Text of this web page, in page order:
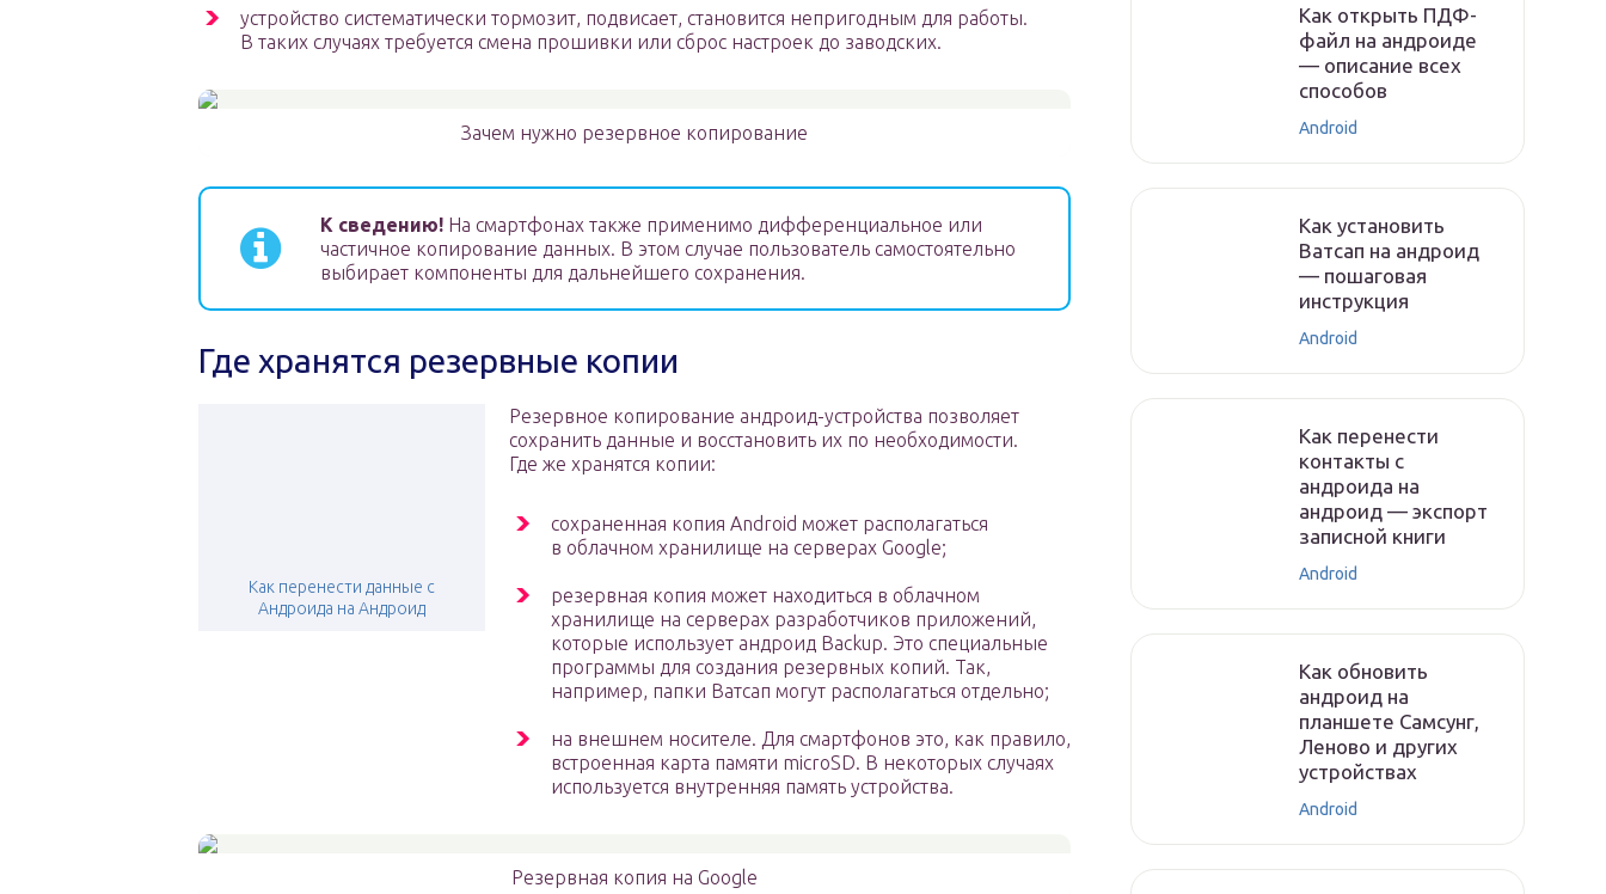
устройство систематически тормозит, подвисает, становится непригодным для работы.
В таких случаях требуется смена прошивки или сброс настроек до заводских.
Зачем нужно резервное копирование
К сведению! На смартфонах также применимо дифференциальное или
частичное копирование данных. В этом случае пользователь самостоятельно
выбирает компоненты для дальнейшего сохранения.
Где хранятся резервные копии
Как перенести данные с
Андроида на Андроид
Резервное копирование андроид-устройства позволяет
сохранить данные и восстановить их по необходимости.
Где же хранятся копии:
сохраненная копия Android может располагаться
в облачном хранилище на серверах Google;
резервная копия может находиться в облачном
хранилище на серверах разработчиков приложений,
которые использует андроид Backup. Это специальные
программы для создания резервных копий. Так,
например, папки Ватсап могут располагаться отдельно;
на внешнем носителе. Для смартфонов это, как правило,
встроенная карта памяти microSD. В некоторых случаях
используется внутренняя память устройства.
Резервная копия на Google
Как открыть ПДФ-
файл на андроиде
— описание всех
способов
Android
Как установить
Ватсап на андроид
— пошаговая
инструкция
Android
Как перенести
контакты с
андроида на
андроид — экспорт
записной книги
Android
Как обновить
андроид на
планшете Самсунг,
Леново и других
устройствах
Android